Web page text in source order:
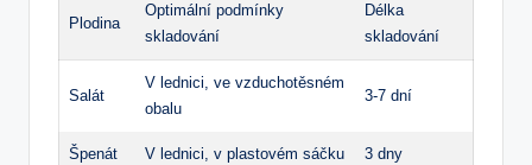
Plodina
Optimální podmínky
skladování
Délka
skladování
Salát
V lednici, ve vzduchotěsném
obalu
3-7 dní
Špenát V lednici, v plastovém sáčku 3 dny